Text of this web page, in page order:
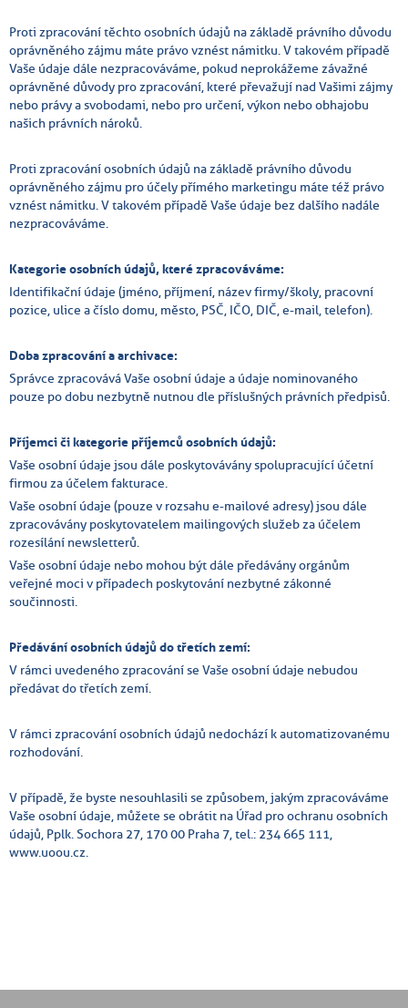
Proti zpracování těchto osobních údajů na základě právního důvodu
oprávněného zájmu máte právo vznést námitku. V takovém případě
Vaše údaje dále nezpracováváme, pokud neprokážeme závažné
oprávněné důvody pro zpracování, které převažují nad Vašimi zájmy
nebo právy a svobodami, nebo pro určení, výkon nebo obhajobu
našich právních nároků.
Proti zpracování osobních údajů na základě právního důvodu
oprávněného zájmu pro účely přímého marketingu máte též právo
vznést námitku. V takovém případě Vaše údaje bez dalšího nadále
nezpracováváme.
Kategorie osobních údajů, které zpracováváme:
Identifikační údaje (jméno, příjmení, název firmy/školy, pracovní
pozice, ulice a číslo domu, město, PSČ, IČO, DIČ, e-mail, telefon).
Doba zpracování a archivace:
Správce zpracovává Vaše osobní údaje a údaje nominovaného
pouze po dobu nezbytně nutnou dle příslušných právních předpisů.
Příjemci či kategorie příjemců osobních údajů:
Vaše osobní údaje jsou dále poskytovávány spolupracující účetní
firmou za účelem fakturace.
Vaše osobní údaje (pouze v rozsahu e-mailové adresy) jsou dále
zpracovávány poskytovatelem mailingových služeb za účelem
rozesílání newsletterů.
Vaše osobní údaje nebo mohou být dále předávány orgánům
veřejné moci v případech poskytování nezbytné zákonné
součinnosti.
Předávání osobních údajů do třetích zemí:
V rámci uvedeného zpracování se Vaše osobní údaje nebudou
předávat do třetích zemí.
V rámci zpracování osobních údajů nedochází k automatizovanému
rozhodování.
V případě, že byste nesouhlasili se způsobem, jakým zpracováváme
Vaše osobní údaje, můžete se obrátit na Úřad pro ochranu osobních
údajů, Pplk. Sochora 27, 170 00 Praha 7, tel.: 234 665 111,
www.uoou.cz.